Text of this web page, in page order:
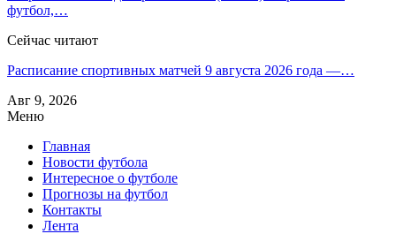
футбол,…
Сейчас читают
Расписание спортивных матчей 9 августа 2026 года —…
Авг 9, 2026
Меню
Главная
Новости футбола
Интересное о футболе
Прогнозы на футбол
Контакты
Лента